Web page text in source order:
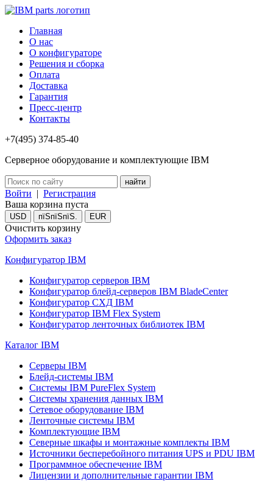
Главная
О нас
О конфигураторе
Решения и сборка
Оплата
Доставка
Гарантия
Пресс-центр
Контакты
+7(495) 374-85-40
Серверное оборудование и комплектующие IBM
Войти | Регистрация
Ваша корзина пуста
USD пїЅпїЅпїЅ. EUR
Очистить корзину
Оформить заказ
Конфигуратор IBM
Конфигуратор серверов IBM
Конфигуратор блейд-серверов IBM BladeCenter
Конфигуратор СХД IBM
Конфигуратор IBM Flex System
Конфигуратор ленточных библиотек IBM
Каталог IBM
Серверы IBM
Блейд-системы IBM
Системы IBM PureFlex System
Системы хранения данных IBM
Сетевое оборудование IBM
Ленточные системы IBM
Комплектующие IBM
Северные шкафы и монтажные комплекты IBM
Источники бесперебойного питания UPS и PDU IBM
Программное обеспечение IBM
Лицензии и дополнительные гарантии IBM